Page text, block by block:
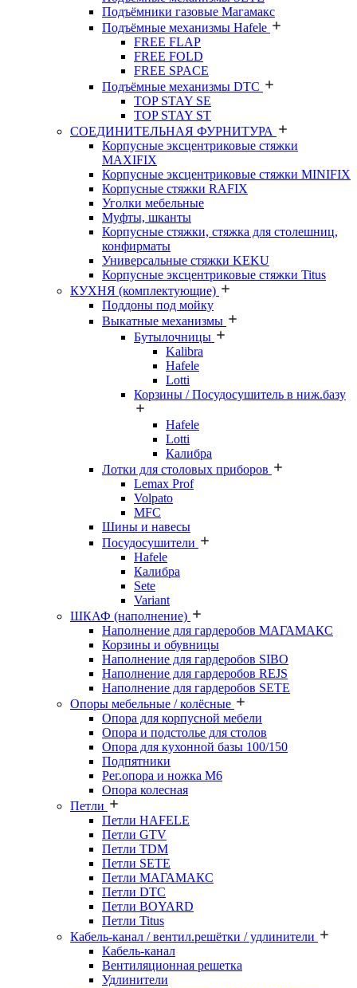
Подъёмники газовые Магамакс
Подъёмные механизмы Hafele
FREE FLAP
FREE FOLD
FREE SPACE
Подъёмные механизмы DTC
TOP STAY SE
TOP STAY ST
СОЕДИНИТЕЛЬНАЯ ФУРНИТУРА
Корпусные эксцентриковые стяжки
MAXIFIX
Корпусные эксцентриковые стяжки MINIFIX
Корпусные стяжки RAFIX
Уголки мебельные
Муфты, шканты
Корпусные стяжки, стяжка для столешниц,
конфирматы
Универсальные стяжки KEKU
Корпусные эксцентриковые стяжки Titus
КУХНЯ (комплектующие)
Поддоны под мойку
Выкатные механизмы
Бутылочницы
Kalibra
Hafele
Lotti
Корзины / Посудосушитель в ниж.базу
Hafele
Lotti
Калибра
Лотки для столовых приборов
Lemax Prof
Volpato
MFC
Шины и навесы
Посудосушители
Hafele
Калибра
Sete
Variant
ШКАФ (наполнение)
Наполнение для гардеробов МАГАМАКС
Корзины и обувницы
Наполнение для гардеробов SIBO
Наполнение для гардеробов REJS
Наполнение для гардеробов SETE
Опоры мебельные / колёсные
Опора для корпусной мебели
Опора и подстолье для столов
Опора для кухонной базы 100/150
Подпятники
Рег.опора и ножка М6
Опора колесная
Петли
Петли HAFELE
Петли GTV
Петли TDM
Петли SETE
Петли МАГАМАКС
Петли DTC
Петли BOYARD
Петли Titus
Кабель-канал / вентил.решётки / удлинители
Кабель-канал
Вентиляционная решетка
Удлинители